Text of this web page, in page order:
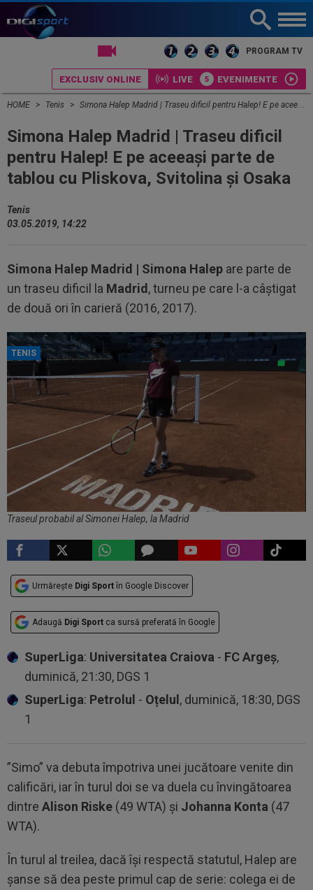
PROGRAM TV
EXCLUSIV ONLINE LIVE EVENIMENTE
HOME Tenis Simona Halep Madrid | Traseu dificil pentru Halep! E pe aceeași parte de tablou cu Pliskova, Svitolina și Osaka
Simona Halep Madrid | Traseu dificil
pentru Halep! E pe aceeași parte de
tablou cu Pliskova, Svitolina și Osaka
Tenis
03.05.2019, 14:22
Simona Halep Madrid | Simona Halep are parte de
un traseu dificil la Madrid , turneu pe care l-a câștigat
de două ori în carieră (2016, 2017).
TENIS
Traseul probabil al Simonei Halep, la Madrid
Urmărește Digi Sport în Google Discover
Adaugă Digi Sport ca sursă preferată în Google
SuperLiga: Universitatea Craiova - FC Argeș,
duminică, 21:30, DGS 1
SuperLiga: Petrolul - Oțelul, duminică, 18:30, DGS
1
”Simo” va debuta împotriva unei jucătoare venite din
calificări, iar în turul doi se va duela cu învingătoarea
dintre Alison Riske (49 WTA) și Johanna Konta (47
WTA).
În turul al treilea, dacă își respectă statutul, Halep are
șanse să dea peste primul cap de serie: colega ei de